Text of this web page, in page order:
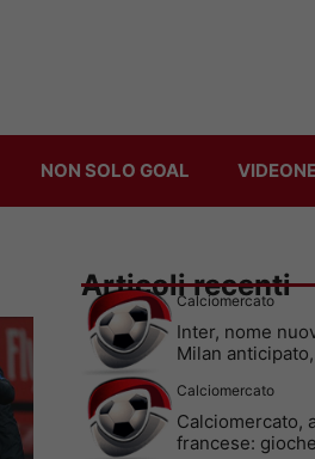
NON SOLO GOAL
Articoli recenti
Calciomercato
Inter, nome
Milan
Calciomercato
Calciomercato,
francese: